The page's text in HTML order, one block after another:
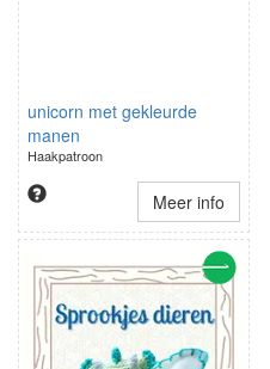
unicorn met gekleurde
manen
Haakpatroon
Meer info